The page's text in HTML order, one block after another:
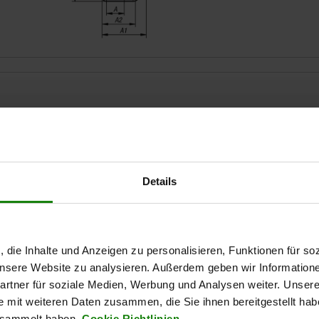
Details
die Inhalte und Anzeigen zu personalisieren, Funktionen für
Website zu analysieren. Außerdem geben wir
für soziale Medien, Werbung und Analysen weiter.
mit weiteren Daten zusammen, die Sie ihnen bereitgestellt
38
AGRANDIR LE TABLEAU
Expédition sous 1
B1 B2
B1 B2